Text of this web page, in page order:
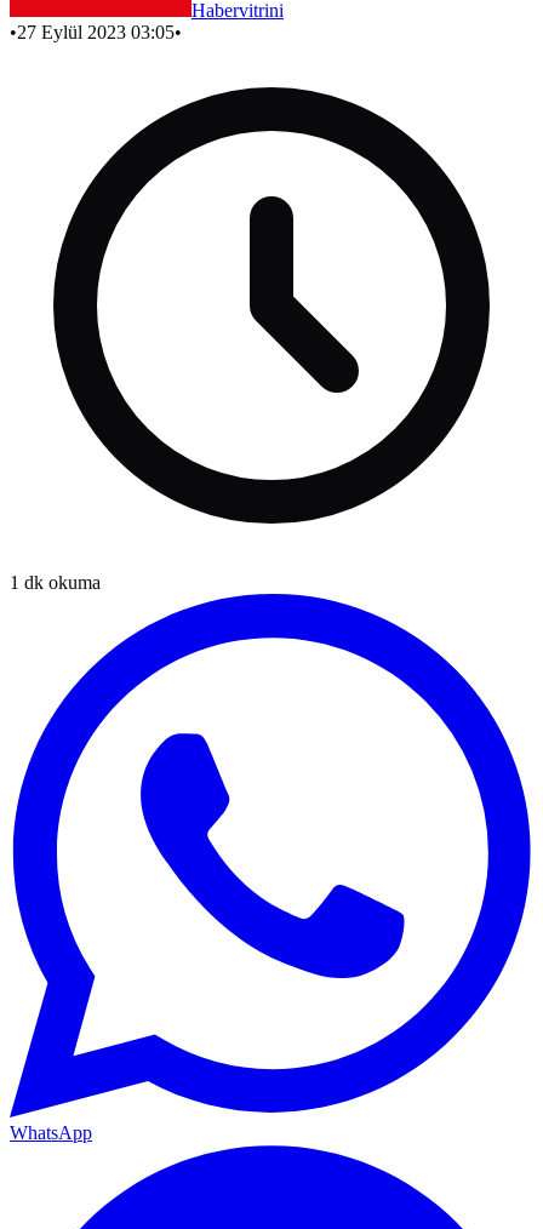
Habervitrini
•27 Eylül 2023 03:05•
1 dk okuma
WhatsApp